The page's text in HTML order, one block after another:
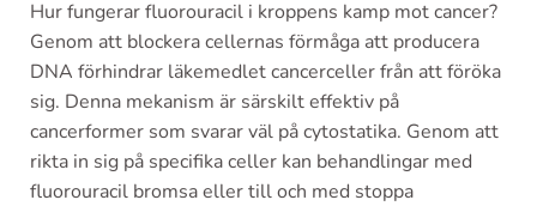
Hur fungerar fluorouracil i kroppens kamp mot cancer?
Genom att blockera cellernas förmåga att producera
DNA förhindrar läkemedlet cancerceller från att föröka
sig. Denna mekanism är särskilt effektiv på
cancerformer som svarar väl på cytostatika. Genom att
rikta in sig på specifika celler kan behandlingar med
fluorouracil bromsa eller till och med stoppa